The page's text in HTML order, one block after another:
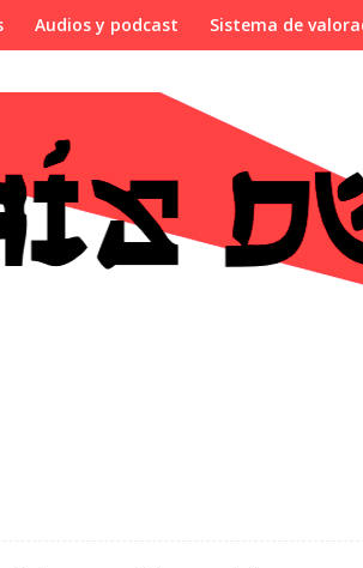
Audios y podcast Sistema de